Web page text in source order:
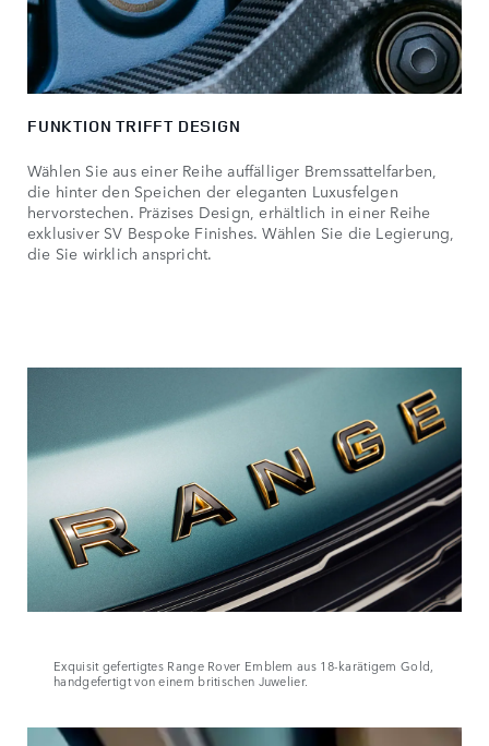
FUNKTION TRIFFT DESIGN
Wählen Sie aus einer Reihe auffälliger Bremssattelfarben,
die hinter den Speichen der eleganten Luxusfelgen
hervorstechen. Präzises Design, erhältlich in einer Reihe
exklusiver SV Bespoke Finishes. Wählen Sie die Legierung,
die Sie wirklich anspricht.
Exquisit gefertigtes Range Rover Emblem aus 18-karätigem Gold,
handgefertigt von einem britischen Juwelier.